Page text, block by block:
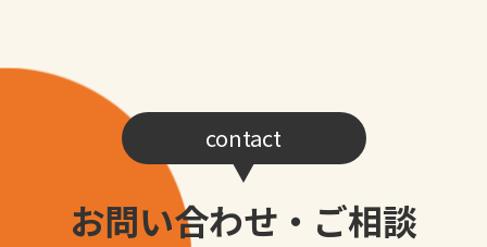
contact
お問い合わせ・ご相談